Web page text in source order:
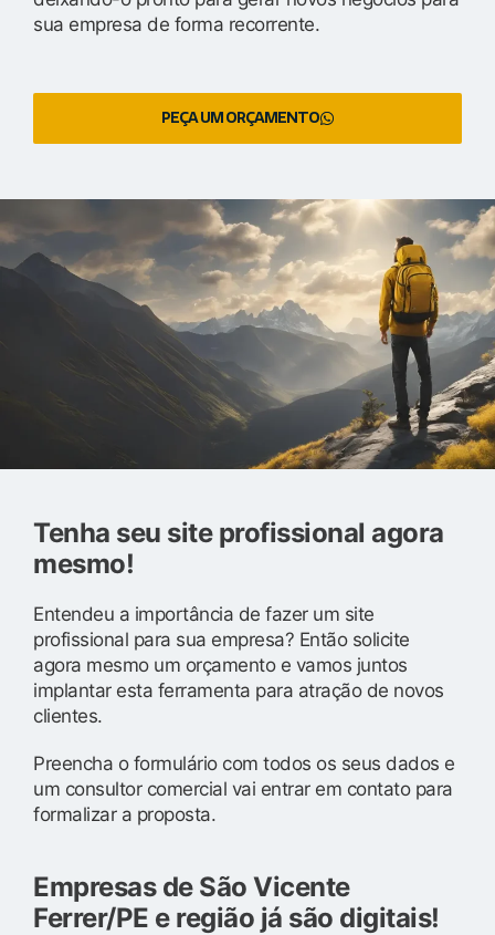
sua empresa de forma recorrente.
PEÇA UM ORÇAMENTO
Tenha seu site profissional agora
mesmo!
Entendeu a importância de fazer um site
profissional para sua empresa? Então solicite
agora mesmo um orçamento e vamos juntos
implantar esta ferramenta para atração de novos
clientes.
Preencha o formulário com todos os seus dados e
um consultor comercial vai entrar em contato para
formalizar a proposta.
Empresas de São Vicente
Ferrer/PE e região já são digitais!